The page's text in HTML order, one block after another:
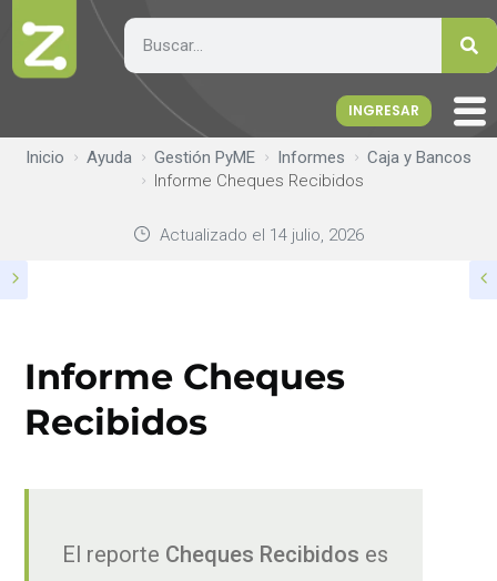
INGRESAR
Inicio Ayuda Gestión PyME Informes
Caja y Bancos
Informe Cheques Recibidos
Actualizado el 14 julio, 2026
Informe Cheques
Recibidos
El reporte Cheques Recibidos es